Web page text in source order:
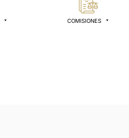
COMISIONES